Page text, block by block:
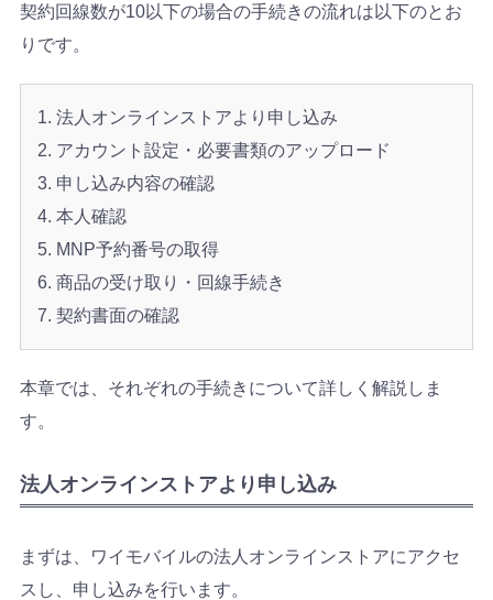
契約回線数が10以下の場合の手続きの流れは以下のとお
りです。
法人オンラインストアより申し込み
アカウント設定・必要書類のアップロード
申し込み内容の確認
本人確認
MNP予約番号の取得
商品の受け取り・回線手続き
契約書面の確認
本章では、それぞれの手続きについて詳しく解説しま
す。
法人オンラインストアより申し込み
まずは、ワイモバイルの法人オンラインストアにアクセ
スし、申し込みを行います。